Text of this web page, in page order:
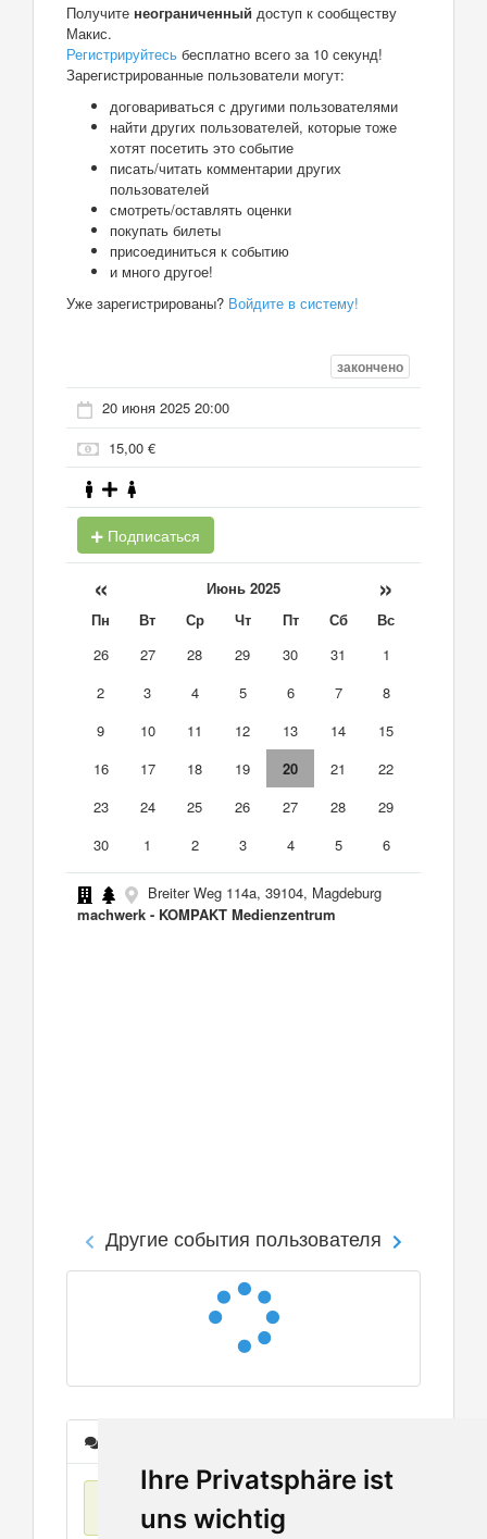
Ihre Privatsphäre ist
uns wichtig
Получите неограниченный доступ к сообществу
Макис.
Регистрируйтесь бесплатно всего за 10 секунд!
Зарегистрированные пользователи могут:
договариваться с другими пользователями
найти других пользователей, которые тоже
хотят посетить это событие
писать/читать комментарии других
пользователей
смотреть/оставлять оценки
покупать билеты
присоединиться к событию
и много другое!
Уже зарегистрированы? Войдите в систему!
закончено
20 июня 2025 20:00
15,00 €
Подписаться
« Июнь 2025 »
Пн Вт Ср Чт Пт Сб
Вс
26
27 28 29 30 31
1
2
3 4 5 6 7
8
9
10 11 12 13 14
15
16
17 18 19 20 21
22
23
24 25 26 27 28
29
30
1 2 3 4 5 6
Breiter Weg 114a, 39104, Magdeburg
machwerk - KOMPAKT Medienzentrum
Другие события пользователя